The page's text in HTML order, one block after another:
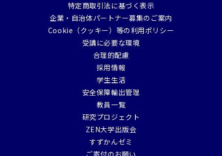
特定商取引法に基づく表示
企業・自治体パートナー募集のご案内
Cookie（クッキー）等の利用ポリシー
受講に必要な環境
合理的配慮
採用情報
学生生活
安全保障輸出管理
教員一覧
研究プロジェクト
ZEN大学出版会
すずかんゼミ